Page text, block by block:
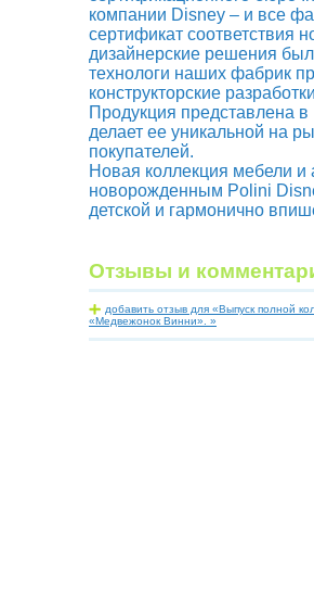
компании Disney – и все
сертификат соответствия
дизайнерские решения
технологи наших фабрик
конструкторские
Продукция представлена
делает ее уникальной на
покупателей.
Новая коллекция мебели и
новорожденным Polini
детской и гармонично
Отзывы и
добавить отзыв для «Выпуск полной
«Медвежонок Винни». »